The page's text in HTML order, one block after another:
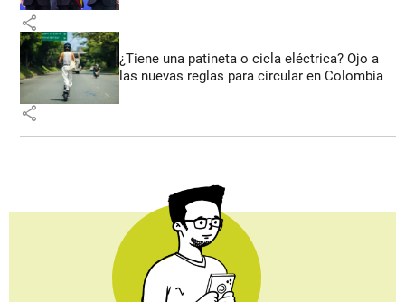
share
¿Tiene una patineta o cicla eléctrica? Ojo a
las nuevas reglas para circular en Colombia
share